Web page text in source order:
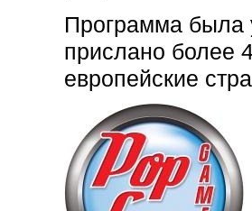
Программа была
прислано более
европейские